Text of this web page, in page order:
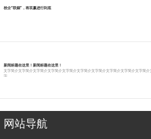
校企“联姻”，将双赢进行到底
新闻标题在这里！新闻标题在这里！
文字简介文字简介文字简介文字简介文字简介文字简介文字简介文字简介文字简介文字简介
字...
网站导航